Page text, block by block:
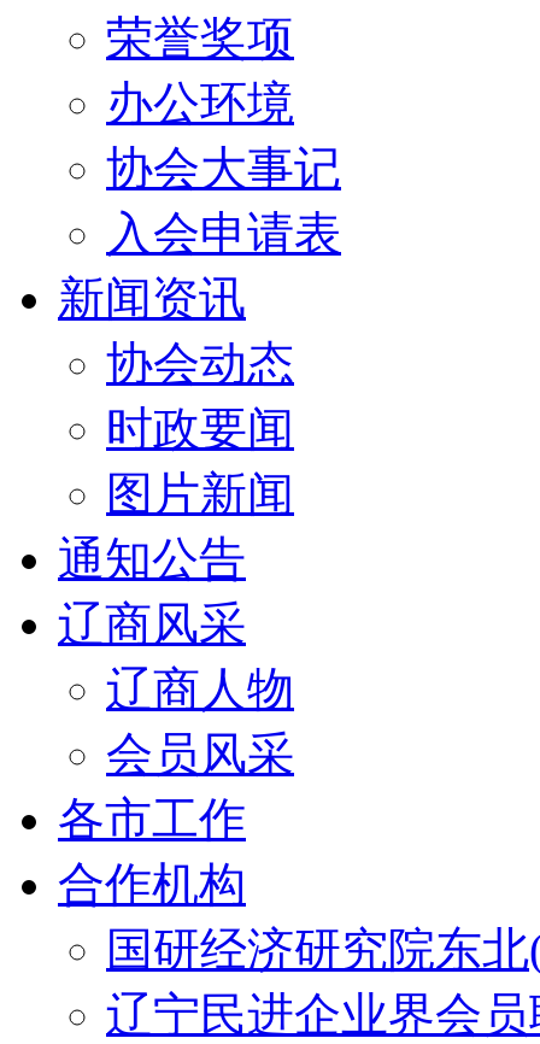
荣誉奖项
办公环境
协会大事记
入会申请表
新闻资讯
协会动态
时政要闻
图片新闻
通知公告
辽商风采
辽商人物
会员风采
各市工作
合作机构
国研经济研究院东
辽宁民进企业界会